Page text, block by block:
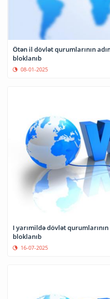
Ötən il dövlət qurumlarının
bloklanıb
08-01-2025
I yarımildə dövlət
bloklanıb
16-07-2025